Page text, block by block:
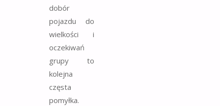
dobór
pojazdu do
wielkości i
oczekiwań
grupy to
kolejna
częsta
pomyłka.